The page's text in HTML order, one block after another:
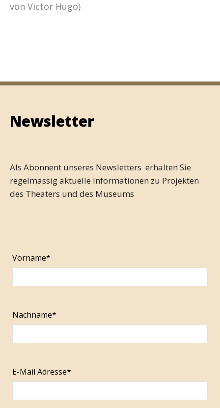
von Victor Hugo)
Newsletter
Als Abonnent unseres Newsletters erhalten Sie
regelmässig aktuelle Informationen zu Projekten
des Theaters und des Museums
Vorname*
Nachname*
E-Mail Adresse*